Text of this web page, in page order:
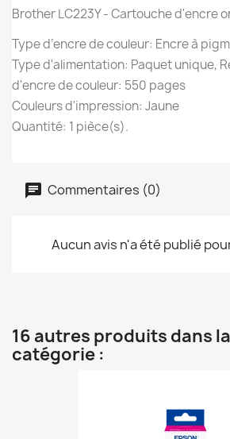
Brother LC223Y - Cartouche d'encre
Type d’encre de couleur: Encre à
Type d'alimentation: Paquet unique,
d'encre de couleur: 550 pages
Couleurs d'impression: Jaune
Quantité: 1 pièce(s).
Commentaires (0)
Aucun avis n'a été publié
16 autres produits dans
catégorie :